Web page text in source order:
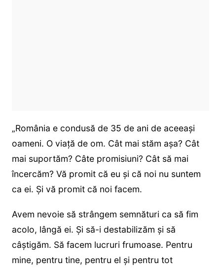
„România e condusă de 35 de ani de aceeași
oameni. O viață de om. Cât mai stăm așa? Cât
mai suportăm? Câte promisiuni? Cât să mai
încercăm? Vă promit că eu și că noi nu suntem
ca ei. Și vă promit că noi facem.
Avem nevoie să strângem semnături ca să fim
acolo, lângă ei. Și să-i destabilizăm și să
câștigăm. Să facem lucruri frumoase. Pentru
mine, pentru tine, pentru el și pentru tot